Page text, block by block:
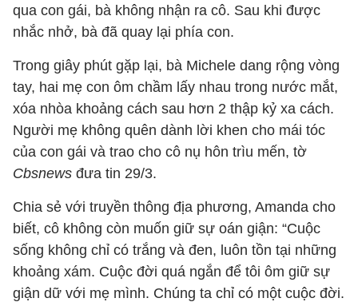
qua con gái, bà không nhận ra cô. Sau khi được
nhắc nhở, bà đã quay lại phía con.
Trong giây phút gặp lại, bà Michele dang rộng vòng
tay, hai mẹ con ôm chầm lấy nhau trong nước mắt,
xóa nhòa khoảng cách sau hơn 2 thập kỷ xa cách.
Người mẹ không quên dành lời khen cho mái tóc
của con gái và trao cho cô nụ hôn trìu mến, tờ
Cbsnews đưa tin 29/3.
Chia sẻ với truyền thông địa phương, Amanda cho
biết, cô không còn muốn giữ sự oán giận: “Cuộc
sống không chỉ có trắng và đen, luôn tồn tại những
khoảng xám. Cuộc đời quá ngắn để tôi ôm giữ sự
giận dữ với mẹ mình. Chúng ta chỉ có một cuộc đời.